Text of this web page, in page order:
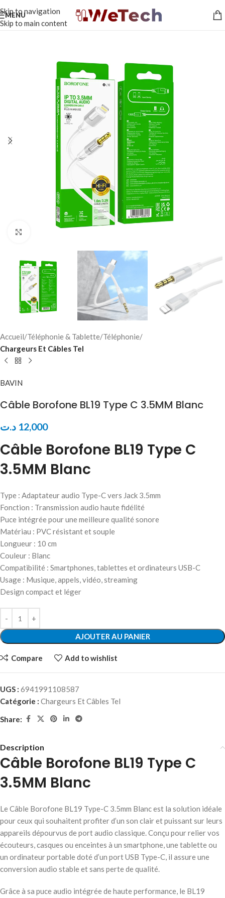
Skip to navigation
Skip to main content
MENU
Accueil Téléphonie & Tablette Téléphonie
Chargeurs Et Câbles Tel
BAVIN
Câble Borofone BL19 Type C 3.5MM Blanc
12,000 د.ت
Câble Borofone BL19 Type C
3.5MM Blanc
Type : Adaptateur audio Type-C vers Jack 3.5mm
Fonction : Transmission audio haute fidélité
Puce intégrée pour une meilleure qualité sonore
Matériau : PVC résistant et souple
Longueur : 10 cm
Couleur : Blanc
Compatibilité : Smartphones, tablettes et ordinateurs USB-C
Usage : Musique, appels, vidéo, streaming
Design compact et léger
AJOUTER AU PANIER
Compare Add to wishlist
UGS : 6941991108587
Catégorie : Chargeurs Et Câbles Tel
Share:
Description
Câble Borofone BL19 Type C
3.5MM Blanc
Le Câble Borofone BL19 Type-C 3.5mm Blanc est la solution idéale
pour ceux qui souhaitent profiter d’un son clair et puissant sur leurs
appareils dépourvus de port audio classique. Conçu pour relier vos
écouteurs, casques ou enceintes à un smartphone, une tablette ou
un ordinateur portable doté d’un port USB Type-C, il assure une
conversion audio stable et sans perte de qualité.
Grâce à sa puce audio intégrée de haute performance, le BL19